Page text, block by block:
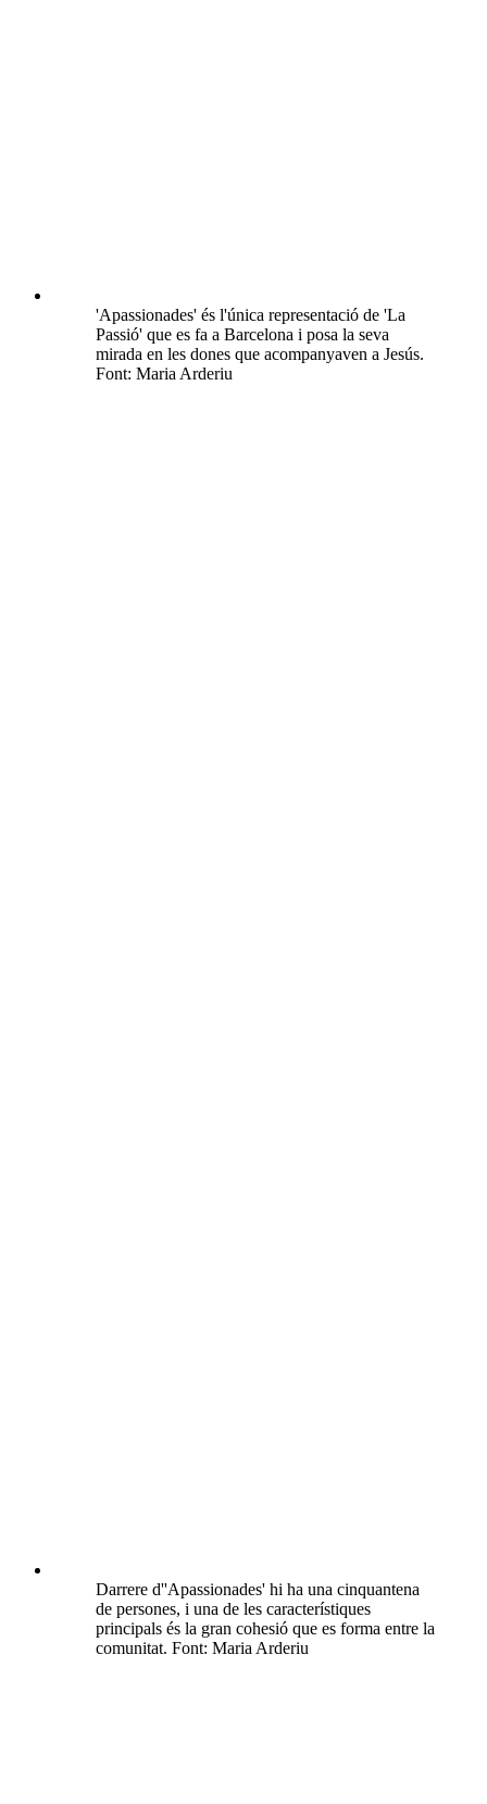
'Apassionades' és l'única representació de 'La
Passió' que es fa a Barcelona i posa la seva
mirada en les dones que acompanyaven a Jesús.
Font: Maria Arderiu
Darrere d''Apassionades' hi ha una cinquantena
de persones, i una de les característiques
principals és la gran cohesió que es forma entre la
comunitat. Font: Maria Arderiu